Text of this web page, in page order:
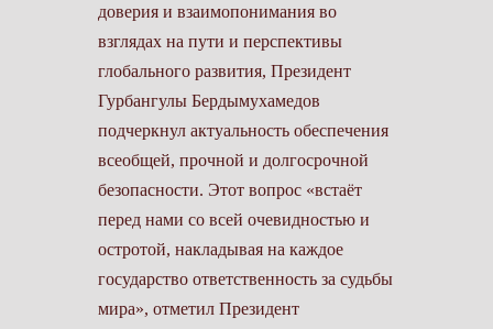
доверия и взаимопонимания во
взглядах на пути и перс­пективы
глобального развития, Президент
Гурбангулы Бердымухамедов
подчеркнул актуальность обеспечения
всеобщей, прочной и долгосрочной
безопасности. Этот вопрос «встаёт
перед нами со всей очевидностью и
остротой, накладывая на каждое
государство ответственность за судьбы
мира», отметил Президент